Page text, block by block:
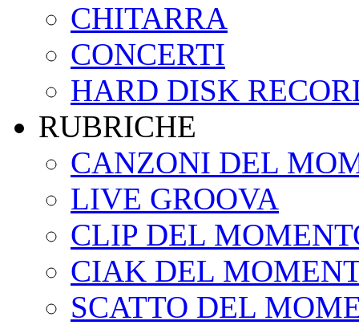
CHITARRA
CONCERTI
HARD DISK
RUBRICHE
CANZONI DEL
LIVE GROOVA
CLIP DEL
CIAK DEL
SCATTO DEL